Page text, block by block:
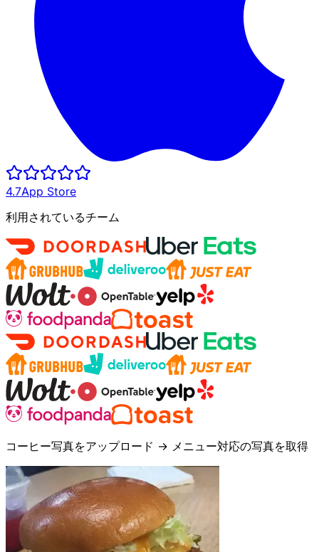
4.7App Store
利用されているチーム
コーヒー写真をアップロード → メニュー対応の写真を取得